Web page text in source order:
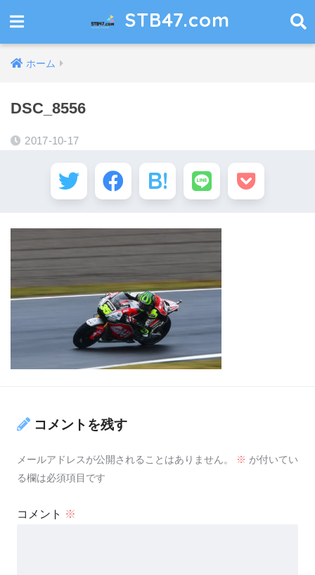
STB47.com
ホーム
DSC_8556
2017-10-17
コメントを残す
メールアドレスが公開されることはありません。 ※ が付いてい
る欄は必須項目です
コメント ※